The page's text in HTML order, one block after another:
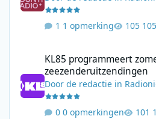
1 opmerking
KL85 programmeert
zeezenderuitzendingen
Doorde redactie in
0 opmerkingen